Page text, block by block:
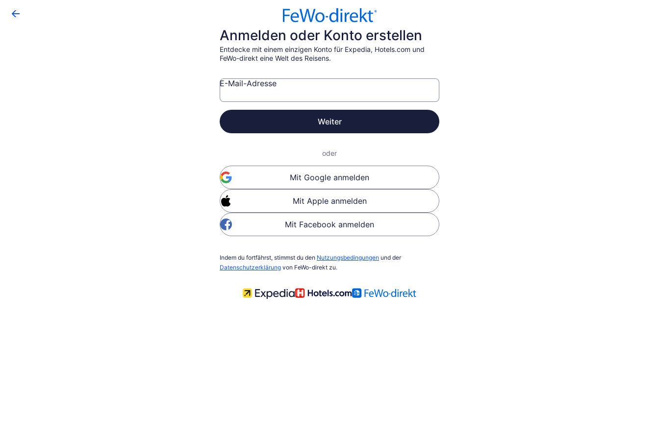
Anmelden oder Konto erstellen
Entdecke mit einem einzigen Konto für Expedia, Hotels.com und
FeWo-direkt eine Welt des Reisens.
E-Mail-Adresse
Weiter
oder
Mit Google anmelden
Mit Apple anmelden
Mit Facebook anmelden
Indem du fortfährst, stimmst du den Nutzungsbedingungen und der
Datenschutzerklärung von FeWo-direkt zu.